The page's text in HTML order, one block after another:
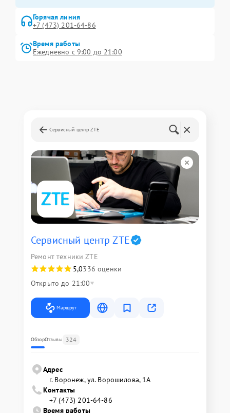
Горячая линия
+7 (473) 201-64-86
Время работы
Ежедневно с 9:00 до 21:00
Сервисный центр ZTE
Сервисный центр ZTE
Ремонт техники ZTE
5,0336 оценки
Открыто до 21:00
Маршрут
ОбзорОтзывы 324
Адрес
г. Воронеж, ул. Ворошилова, 1А
Контакты
+7 (473) 201-64-86
Время работы